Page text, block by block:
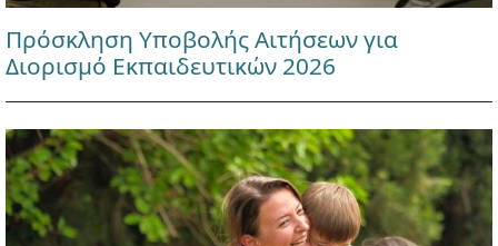
Πρόσκληση Υποβολής Αιτήσεων για
Διορισμό Εκπαιδευτικών 2026